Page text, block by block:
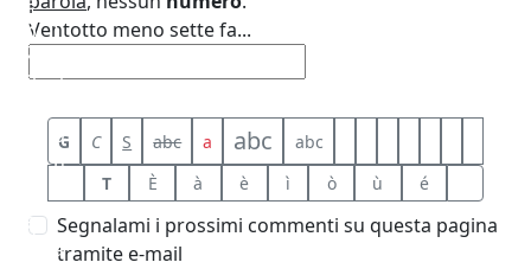
Ventotto meno sette fa...
G C S abc a abc
abc
T
È à è ì ò ù é
Segnalami i prossimi commenti su questa pagina
tramite e-mail
b
r
u
o
a
t
o
e
f
a
a
o
n
r
a